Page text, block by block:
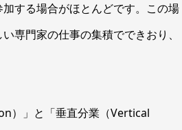
する場合がほとんどです。この場
専門家の仕事の集積でできおり、
）」と「垂直分業（Vertical